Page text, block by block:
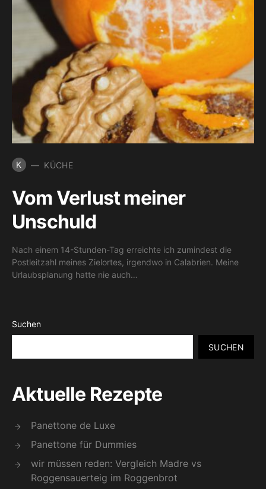
K KÜCHE
Vom Verlust meiner
Unschuld
Nach einem 14-Stunden-Tag erreichte ich zumindest die
Postleitzahl meines Zielortes, irgendwo in Calabrien. Meine
Urlaubsplanung hatte nie auch…
Suchen
SUCHEN
Aktuelle Rezepte
Panettone de Luxe
Panettone für Dummies
wir müssen reden: Vergleich Madre vs
Roggensauerteig im Roggenbrot